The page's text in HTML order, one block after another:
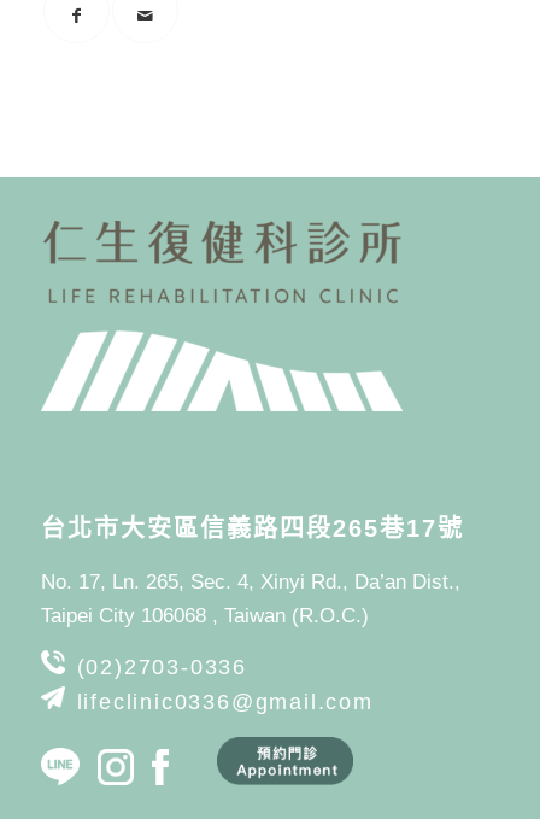
台北市大安區信義路四段265巷17號
No. 17, Ln. 265, Sec. 4, Xinyi Rd., Da’an Dist.,
Taipei City 106068 , Taiwan (R.O.C.)
(02)2703-0336
lifeclinic0336@gmail.com